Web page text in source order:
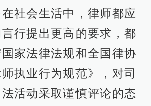
社会生活中，律师都应
行提出更高的要求，都
家法律法规和全国律协
执业行为规范》，对司
活动采取谨慎评论的态